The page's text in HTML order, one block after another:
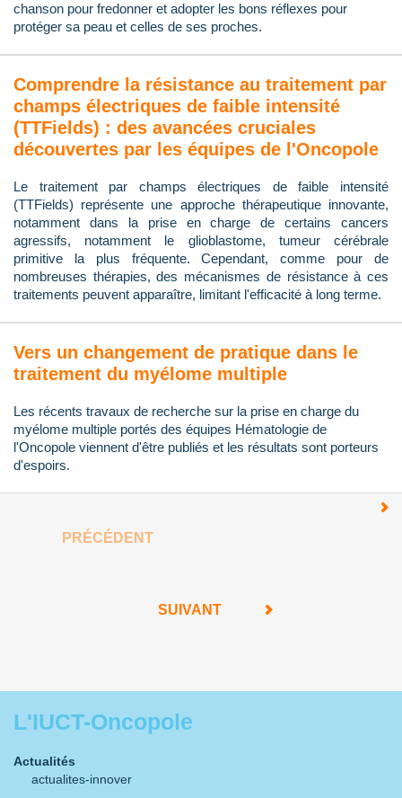
chanson pour fredonner et adopter les bons réflexes pour
protéger sa peau et celles de ses proches.
Comprendre la résistance au traitement par
champs électriques de faible intensité
(TTFields) : des avancées cruciales
découvertes par les équipes de l'Oncopole
Le traitement par champs électriques de faible intensité
(TTFields) représente une approche thérapeutique innovante,
notamment dans la prise en charge de certains cancers
agressifs, notamment le glioblastome, tumeur cérébrale
primitive la plus fréquente. Cependant, comme pour de
nombreuses thérapies, des mécanismes de résistance à ces
traitements peuvent apparaître, limitant l'efficacité à long terme.
Vers un changement de pratique dans le
traitement du myélome multiple
Les récents travaux de recherche sur la prise en charge du
myélome multiple portés des équipes Hématologie de
l'Oncopole viennent d'être publiés et les résultats sont porteurs
d'espoirs.
PRÉCÉDENT
SUIVANT
L'IUCT-Oncopole
Actualités
actualites-innover